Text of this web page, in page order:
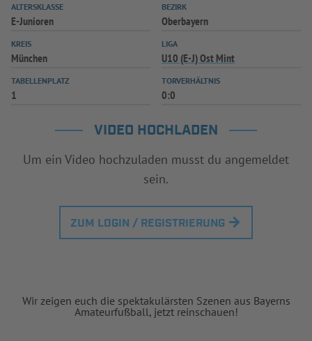
ALTERSKLASSE
E-Junioren
BEZIRK
Oberbayern
KREIS
München
LIGA
U10 (E-J) Ost Mint
TABELLENPLATZ
1
TORVERHÄLTNIS
0:0
VIDEO HOCHLADEN
Um ein Video hochzuladen musst du angemeldet
sein.
ZUM LOGIN / REGISTRIERUNG
Wir zeigen euch die spektakulärsten Szenen aus Bayerns
Amateurfußball, jetzt reinschauen!